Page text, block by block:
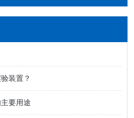
装置？
要用途